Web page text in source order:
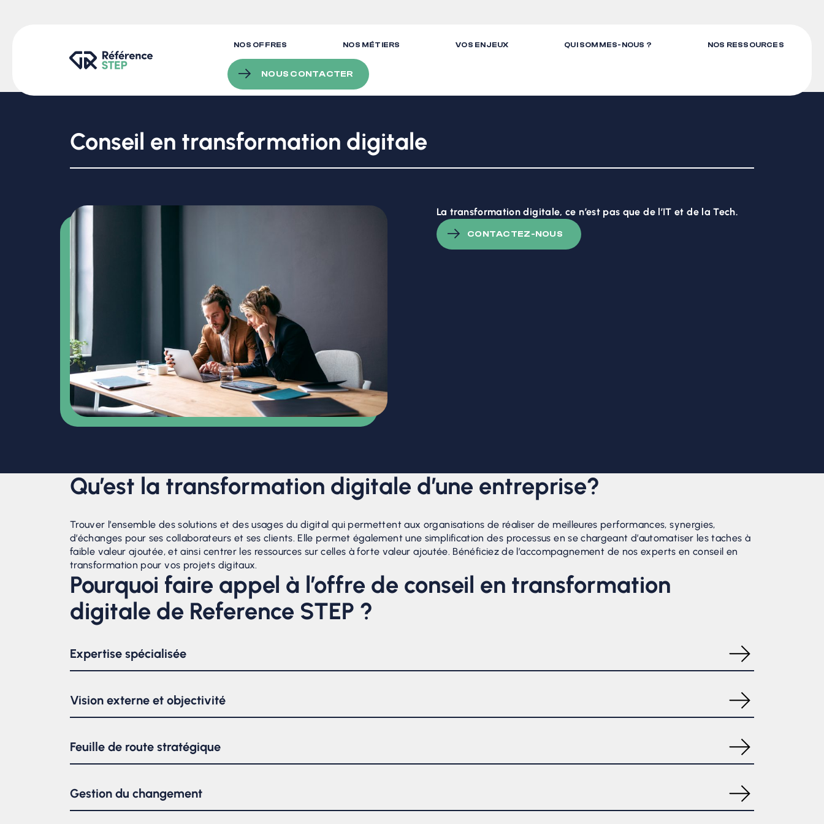
NOS OFFRES NOS MÉTIERS VOS ENJEUX QUI SOMMES-NOUS ? NOS RESSOURCES
NOUS CONTACTER
Conseil en transformation digitale
La transformation digitale, ce n’est pas que de l’IT et de la Tech.
CONTACTEZ-NOUS
Qu’est la transformation digitale d’une entreprise?
Trouver l’ensemble des solutions et des usages du digital qui permettent aux organisations de réaliser de meilleures performances, synergies,
d’échanges pour ses collaborateurs et ses clients. Elle permet également une simplification des processus en se chargeant d’automatiser les taches à
faible valeur ajoutée, et ainsi centrer les ressources sur celles à forte valeur ajoutée. Bénéficiez de l’accompagnement de nos experts en conseil en
transformation pour vos projets digitaux.
Pourquoi faire appel à l’offre de conseil en transformation
digitale de Reference STEP ?
Expertise spécialisée
une connaissance pointue des nouvelles technologies, des tendances du marché et des meilleures pratiques en matière de transformation digitale. Ils
peuvent fournir des conseils avisés et des solutions adaptées aux besoins spécifiques de l’entreprise.
Vision externe et objectivité
organisationnels. Cela permet d’obtenir des recommandations objectives et basées sur des faits.
Feuille de route stratégique
étapes à suivre pour atteindre les objectifs de transformation digitale.
Gestion du changement